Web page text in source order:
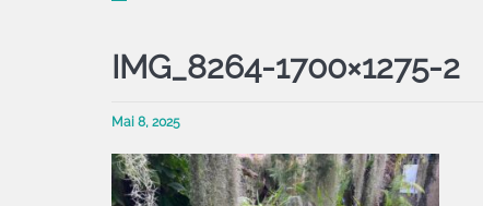
IMG_8264-1700×1275-2
Mai 8, 2025